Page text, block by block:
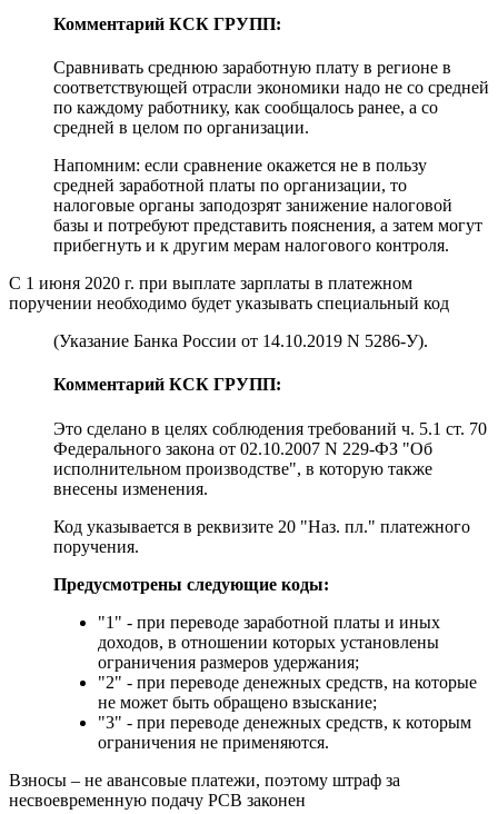
Комментарий КСК ГРУПП:
Сравнивать среднюю заработную плату в регионе в
соответствующей отрасли экономики надо не со средней
по каждому работнику, как сообщалось ранее, а со
средней в целом по организации.
Напомним: если сравнение окажется не в пользу
средней заработной платы по организации, то
налоговые органы заподозрят занижение налоговой
базы и потребуют представить пояснения, а затем могут
прибегнуть и к другим мерам налогового контроля.
С 1 июня 2020 г. при выплате зарплаты в платежном
поручении необходимо будет указывать специальный код
(Указание Банка России от 14.10.2019 N 5286-У).
Комментарий КСК ГРУПП:
Это сделано в целях соблюдения требований ч. 5.1 ст. 70
Федерального закона от 02.10.2007 N 229-ФЗ "Об
исполнительном производстве", в которую также
внесены изменения.
Код указывается в реквизите 20 "Наз. пл." платежного
поручения.
Предусмотрены следующие коды:
"1" - при переводе заработной платы и иных
доходов, в отношении которых установлены
ограничения размеров удержания;
"2" - при переводе денежных средств, на которые
не может быть обращено взыскание;
"3" - при переводе денежных средств, к которым
ограничения не применяются.
Взносы – не авансовые платежи, поэтому штраф за
несвоевременную подачу РСВ законен